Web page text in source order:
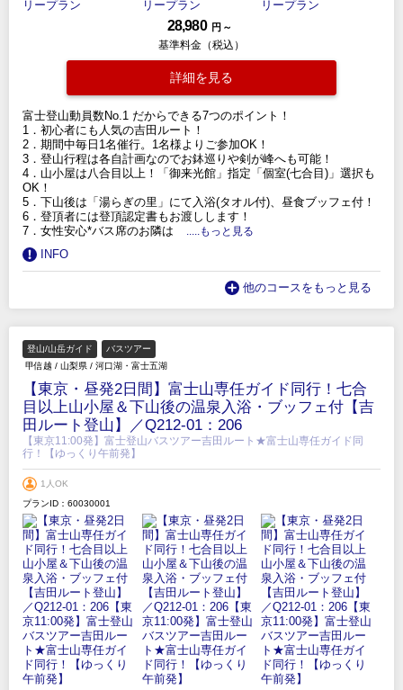
28,980 円 ～
基準料金（税込）
詳細を見る
富士登山動員数No.1 だからできる7つのポイント！
1．初心者にも人気の吉田ルート！
2．期間中毎日1名催行。1名様よりご参加OK！
3．登山行程は各自計画なのでお鉢巡りや剣が峰へも可能！
4．山小屋は八合目以上！「御来光館」指定「個室(七合目)」選択も
OK！
5．下山後は「湯らぎの里」にて入浴(タオル付)、昼食ブッフェ付！
6．登頂者には登頂認定書もお渡しします！
7．女性安心*バス席のお隣は
.....もっと見る
INFO
他のコースをもっと見る
登山/山岳ガイド
バスツアー
甲信越 / 山梨県 / 河口湖・富士五湖
【東京・昼発2日間】富士山専任ガイド同行！七合
目以上山小屋＆下山後の温泉入浴・ブッフェ付【吉
田ルート登山】／Q212-01：206
【東京11:00発】富士登山バスツアー吉田ルート★富士山専任ガイド同
行！【ゆっくり午前発】
1人OK
プランID：60030001